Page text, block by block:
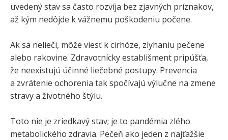
uvedený stav sa často rozvíja bez zjavných príznakov,
až kým nedôjde k vážnemu poškodeniu počene.
Ak sa nelieči, môže viesť k cirhóze, zlyhaniu pečene
alebo rakovine. Zdravotnícky establišment pripúšťa,
že neexistujú účinné liečebné postupy. Prevencia
a zvrátenie ochorenia tak spočívajú výlučne na zmene
stravy a životného štýlu.
Toto nie je zriedkavý stav; je to pandémia zlého
metabolického zdravia. Pečeň ako jeden z najťažšie